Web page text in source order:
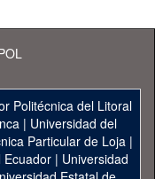
Politécnica del Litoral
| Universidad del
Particular de Loja|
Ecuador| Universidad